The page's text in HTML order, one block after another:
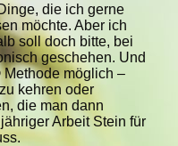
die ich gerne
möchte. Aber ich
soll doch bitte, bei
geschehen. Und
möglich –
kehren oder
die man dann
Arbeit Stein für